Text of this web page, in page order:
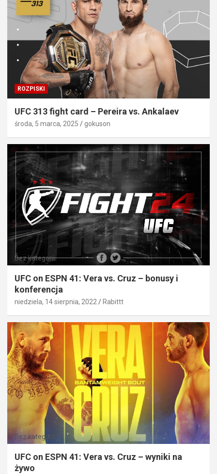
ROZPISKI
UFC 313 fight card – Pereira vs. Ankalaev
środa, 5 marca, 2025 gokuson
Bez kategorii
UFC on ESPN 41: Vera vs. Cruz – bonusy i
konferencja
niedziela, 14 sierpnia, 2022 Rabittt
Bez kategorii
UFC on ESPN 41: Vera vs. Cruz – wyniki na
żywo